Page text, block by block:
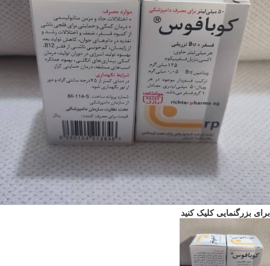
برای بزرگنمایی کلیک کنید